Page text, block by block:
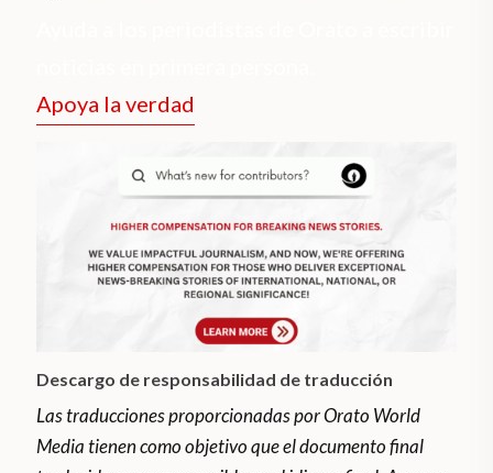
Apoya la verdad
Descargo de responsabilidad de traducción
Las traducciones proporcionadas por Orato World
Media tienen como objetivo que el documento final